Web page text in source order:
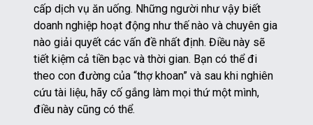
cấp dịch vụ ăn uống. Những người như vậy biết
doanh nghiệp hoạt động như thế nào và chuyên gia
nào giải quyết các vấn đề nhất định. Điều này sẽ
tiết kiệm cả tiền bạc và thời gian. Bạn có thể đi
theo con đường của “thợ khoan” và sau khi nghiên
cứu tài liệu, hãy cố gắng làm mọi thứ một mình,
điều này cũng có thể.